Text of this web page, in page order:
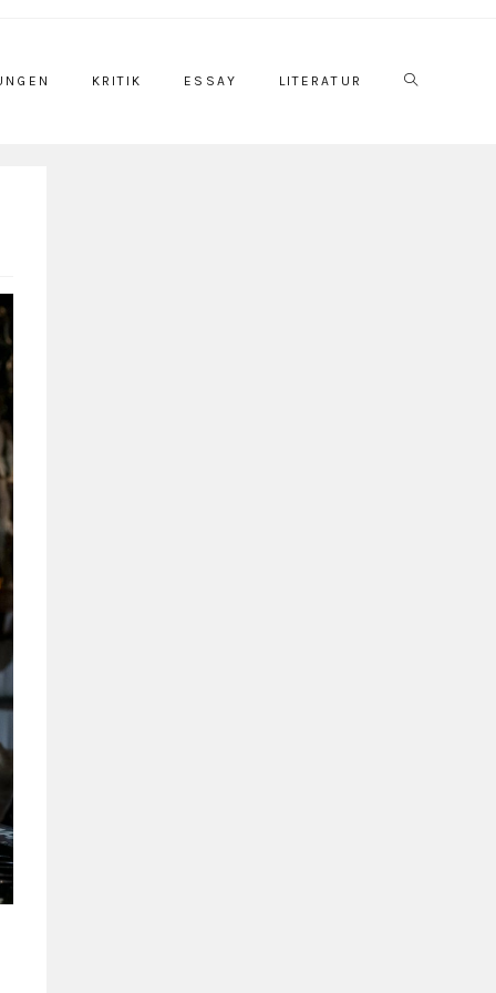
KRITIK ESSAY LITERATUR